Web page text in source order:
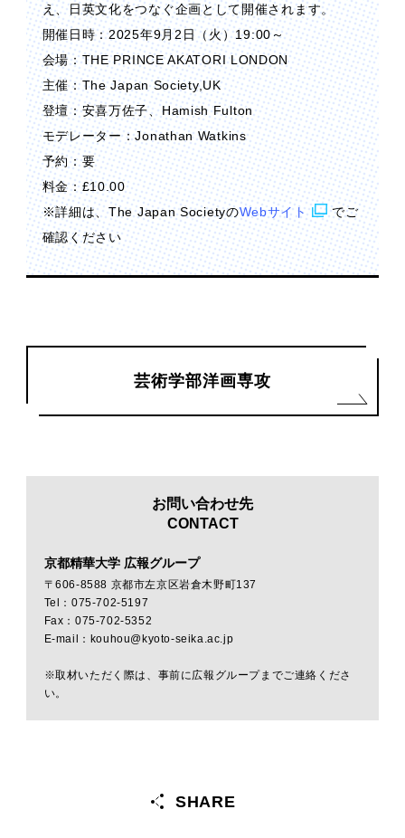
え、日英文化をつなぐ企画として開催されます。
開催日時：2025年9月2日（火）19:00～
会場：THE PRINCE AKATORI LONDON
主催：The Japan Society,UK
登壇：安喜万佐子、Hamish Fulton
モデレーター：Jonathan Watkins
予約：要
料金：£10.00
※詳細は、The Japan SocietyのWebサイト
でご
確認ください
芸術学部洋画専攻
お問い合わせ先
CONTACT
京都精華大学 広報グループ
〒606-8588 京都市左京区岩倉木野町137
Tel：075-702-5197
Fax：075-702-5352
E-mail：kouhou@kyoto-seika.ac.jp
※取材いただく際は、事前に広報グループまでご連絡くださ
い。
SHARE